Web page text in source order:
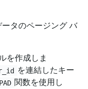
タのページング バ
を作成しま
を連結したキー
関数を使用し